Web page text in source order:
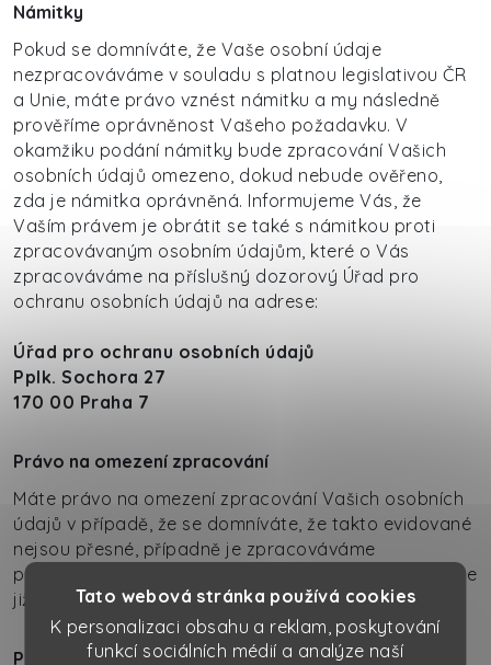
Tato webová stránka používá cookies
K personalizaci obsahu a reklam, poskytování
funkcí sociálních médií a analýze naší
Námitky
Pokud se domníváte, že Vaše osobní údaje
nezpracováváme v souladu s platnou legislativou ČR
a Unie, máte právo vznést námitku a my následně
prověříme oprávněnost Vašeho požadavku. V
okamžiku podání námitky bude zpracování Vašich
osobních údajů omezeno, dokud nebude ověřeno,
zda je námitka oprávněná. Informujeme Vás, že
Vaším právem je obrátit se také s námitkou proti
zpracovávaným osobním údajům, které o Vás
zpracováváme na příslušný dozorový Úřad pro
ochranu osobních údajů na adrese:
Úřad pro ochranu osobních údajů
Pplk. Sochora 27
170 00 Praha 7
Právo na omezení zpracování
Máte právo na omezení zpracování Vašich osobních
údajů v případě, že se domníváte, že takto evidované
nejsou přesné, případně je zpracováváme
protiprávně a dále pokud se domníváte, že tyto údaje
již nepotřebujeme pro účely jejich zpracování.
Právo na výmaz